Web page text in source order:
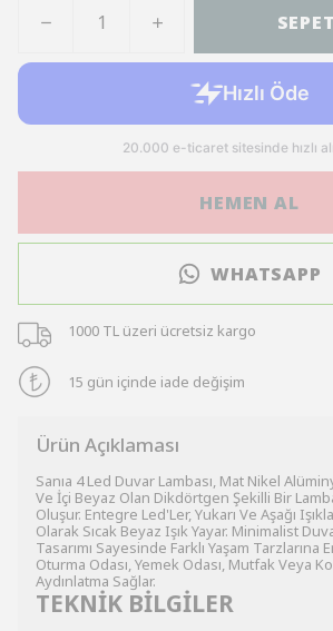
HEMEN AL
WHATSAPP
1000 TL üzeri ücretsiz kargo
15 gün içinde iade değişim
Ürün Açıklaması
Sanıa 4 Led Duvar Lambası, Mat Nikel
Ve İçi Beyaz Olan Dikdörtgen Şekilli Bir
Oluşur. Entegre Led'Ler, Yukarı Ve Aşağı
Olarak Sıcak Beyaz Işık Yayar. Minimalist
Tasarımı Sayesinde Farklı Yaşam
Oturma Odası, Yemek Odası, Mutfak Veya
Aydınlatma Sağlar.
TEKNİK BİLGİLER